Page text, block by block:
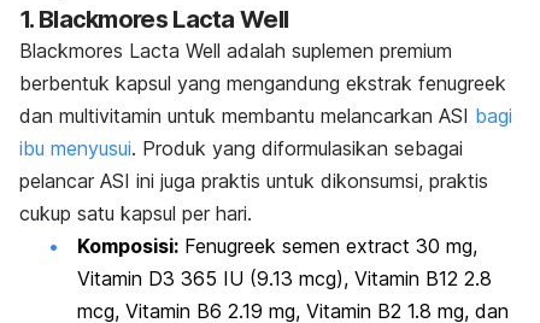
1. Blackmores Lacta Well
Blackmores Lacta Well adalah suplemen premium
berbentuk kapsul yang mengandung ekstrak fenugreek
dan multivitamin untuk membantu melancarkan ASI bagi
ibu menyusui. Produk yang diformulasikan sebagai
pelancar ASI ini juga praktis untuk dikonsumsi, praktis
cukup satu kapsul per hari.
Komposisi: Fenugreek semen extract 30 mg,
Vitamin D3 365 IU (9.13 mcg), Vitamin B12 2.8
mcg, Vitamin B6 2.19 mg, Vitamin B2 1.8 mg, dan